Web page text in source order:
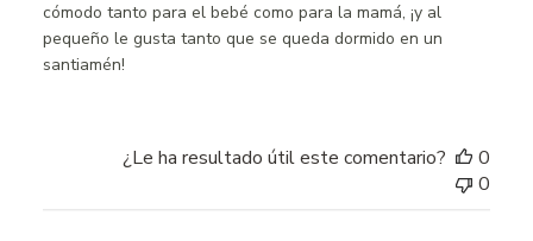
cómodo tanto para el bebé como para la mamá, ¡y al
pequeño le gusta tanto que se queda dormido en un
santiamén!
¿Le ha resultado útil este comentario?
0
0